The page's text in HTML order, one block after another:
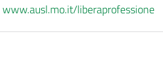
www.ausl.mo.it/liberaprofessione